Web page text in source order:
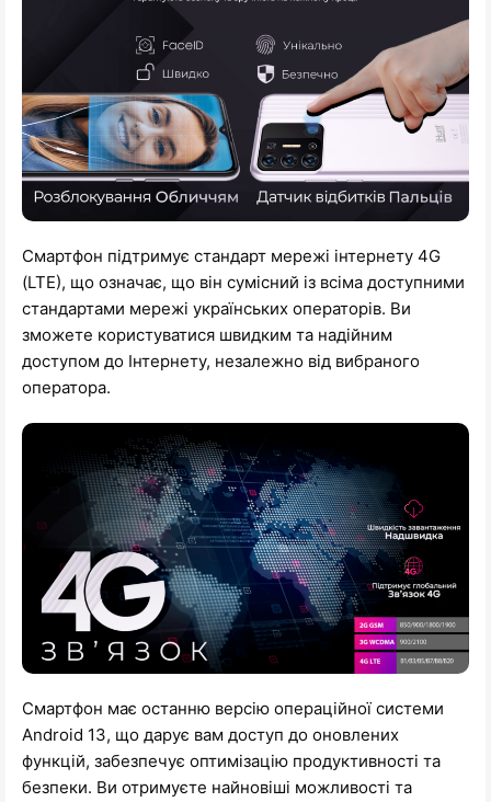
Смартфон підтримує стандарт мережі інтернету 4G
(LTE), що означає, що він сумісний із всіма доступними
стандартами мережі українських операторів. Ви
зможете користуватися швидким та надійним
доступом до Інтернету, незалежно від вибраного
оператора.
Смартфон має останню версію операційної системи
Android 13, що дарує вам доступ до оновлених
функцій, забезпечує оптимізацію продуктивності та
безпеки. Ви отримуєте найновіші можливості та